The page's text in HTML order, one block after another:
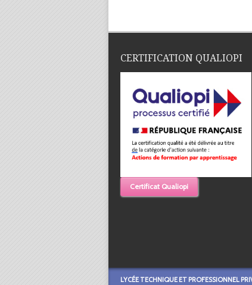
CERTIFICATION QUALIOPI
Certificat Qualiopi
LYCÉE TECHNIQUE ET PROFESSIONNEL